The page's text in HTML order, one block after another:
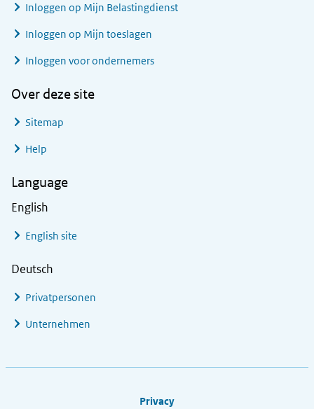
Inloggen op Mijn Belastingdienst
Inloggen op Mijn toeslagen
Inloggen voor ondernemers
Over deze site
Sitemap
Help
Language
English
English site
Deutsch
Privatpersonen
Unternehmen
Privacy